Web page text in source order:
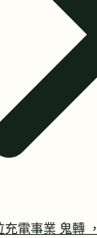
充電事業 鬼轉